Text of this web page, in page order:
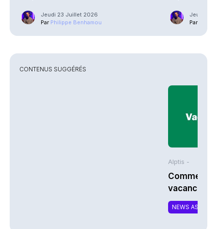
Jeudi 23 Juillet 2026
Par Philippe Benhamou
Jeudi 23
Par
CONTENUS SUGGÉRÉS
Alptis -
Comment
vacances à
NEWS